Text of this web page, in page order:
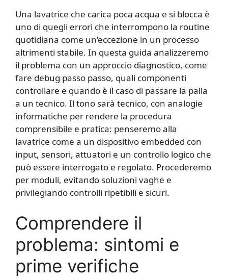
Una lavatrice che carica poca acqua e si blocca è
uno di quegli errori che interrompono la routine
quotidiana come un’eccezione in un processo
altrimenti stabile. In questa guida analizzeremo
il problema con un approccio diagnostico, come
fare debug passo passo, quali componenti
controllare e quando è il caso di passare la palla
a un tecnico. Il tono sarà tecnico, con analogie
informatiche per rendere la procedura
comprensibile e pratica: penseremo alla
lavatrice come a un dispositivo embedded con
input, sensori, attuatori e un controllo logico che
può essere interrogato e regolato. Procederemo
per moduli, evitando soluzioni vaghe e
privilegiando controlli ripetibili e sicuri.
Comprendere il
problema: sintomi e
prime verifiche